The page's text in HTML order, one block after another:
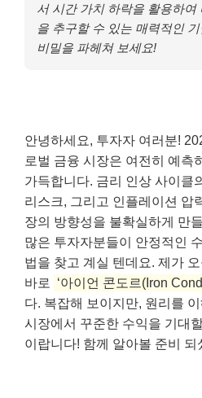
서 시간 가치 하락을 활용하여
을 추구할 수 있는 매력적인
비밀을 파헤쳐 보세요!
안녕하세요, 투자자 여러분!
로벌 금융 시장은 여전히 예측
가득합니다. 금리 인상 사이클
리스크, 그리고 인플레이션 압
장의 방향성을 불확실하게 만
많은 투자자분들이 안정적인
법을 찾고 계실 텐데요. 제가
바로
‘아이언 콘도르(Iron
다. 복잡해 보이지만, 원리를
시장에서 꾸준한 수익을 기대
이랍니다! 함께 알아볼 준비 되